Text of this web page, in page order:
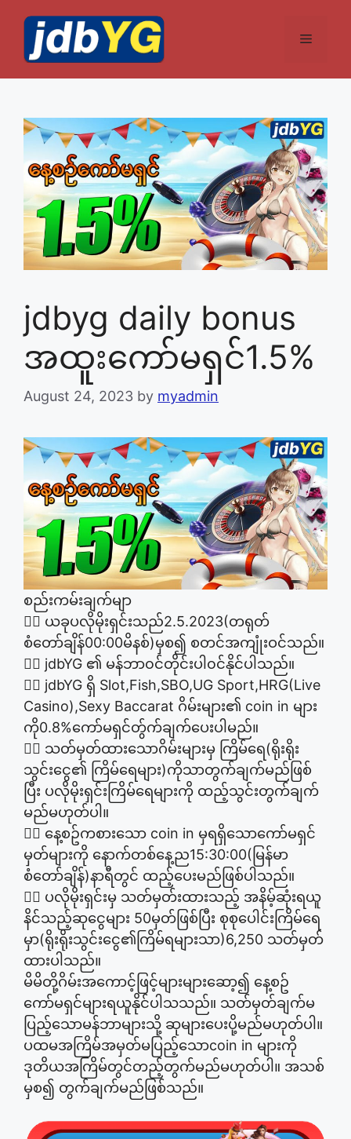
content
Menu
jdbyg daily bonus
အထူးကော်မရှင်1.5%
August 24, 2023 by myadmin
စည်းကမ်းချက်မျာ
👉🏽 ယခုပလိုမိုးရှင်းသည်2.5.2023(တရုတ်
စံတော်ချိန်00:00မိနစ်)မှစ၍ စတင်အကျုံးဝင်သည်။
👉🏽 jdbYG ၏ မန်ဘာ၀င်တိုင်းပါ၀င်နိုင်ပါသည်။
👉🏽 jdbYG ရှိ Slot,Fish,SBO,UG Sport,HRG(Live
Casino),Sexy Baccarat ဂိမ်းများ၏ coin in များ
ကို0.8%ကော်မရှင်တွ်က်ချက်ပေးပါမည်။
👉🏽 သတ်မှတ်ထားသောဂိမ်းများမှ ကြိမ်ရေ(ရိုးရိုး
သွင်းငွေ၏ ကြိမ်ရေများ)ကိုသာတွက်ချက်မည်ဖြစ်
ပြီး ပလိုမိုးရှင်းကြိမ်ရေများကို ထည့်သွင်းတွက်ချက်
မည်မဟုတ်ပါ။
👉🏽 နေ့စဥ်ကစားသော coin in မှရရှိသောကော်မရှင်
မှတ်များကို နောက်တစ်နေ့ည15:30:00(မြန်မာ
စံတော်ချိန်)နာရီတွင် ထည့်ပေးမည်ဖြစ်ပါသည်။
👉🏽 ပလိုမိုးရှင်းမှ သတ်မှတ်းထားသည့် အနိမ့်ဆုံးရယူ
နိင်သည့်ဆုငွေများ 50မှတ်ဖြစ်ပြီး စုစုပေါင်းကြိမ်ရေ
မှာ(ရိုးရိုးသွင်းငွေ၏ကြိမ်ရများသာ)6,250 သတ်မှတ်
ထားပါသည်။
မိမိတို့ဂိမ်းအကောင့်ဖြင့်များများဆော့၍ နေ့စဥ်
ကော်မရှင်များရယူနိုင်ပါသသည်။ သတ်မှတ်ချက်မ
ပြည့်သောမန်ဘာများသို့ ဆုများပေးပို့မည်မဟုတ်ပါ။
ပထမအကြိမ်အမှတ်မပြည့်သောcoin in များကို
ဒုတိယအကြိမ်တွင်တည့်တွက်မည်မဟုတ်ပါ။ အသစ်
မှစ၍ တွက်ချက်မည်ဖြစ်သည်။